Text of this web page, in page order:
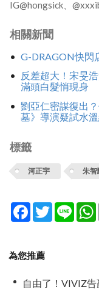
IG@hongsick、
相關新聞
G-DRAGON快閃
反差超大！宋旻
滿頭白髮悄現身
劉亞仁密謀復出
墓》導演疑試水溫
標籤
河正宇 朱智
Facebook
TwitterLine
為您推薦
自由了！VIVIZ